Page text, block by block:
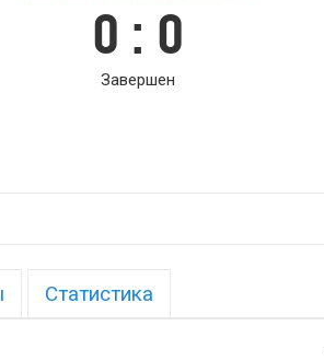
0 : 0
Завершен
Статистика